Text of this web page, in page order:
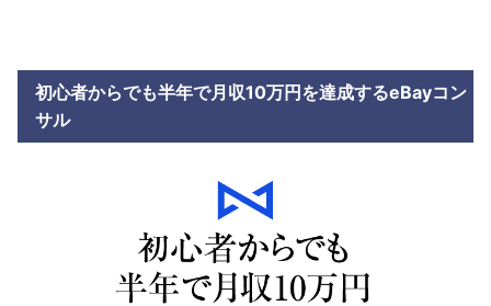
初心者からでも半年で月収10万円を達成するeBayコン
サル